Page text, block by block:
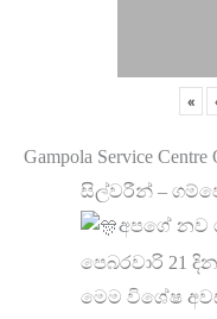
« ‹
Gampola Service
සිල්වරීන් –
අපගේ නව
පෙබරවාරි 21
මෙම විශේෂ